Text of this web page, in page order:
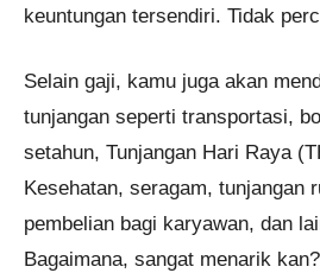
keuntungan tersendiri. Tidak
Selain gaji, kamu juga akan
tunjangan seperti transportasi,
setahun, Tunjangan Hari Raya
Kesehatan, seragam, tunjangan
pembelian bagi karyawan, dan
Bagaimana, sangat menarik kan?